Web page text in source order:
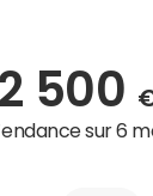
2 500
sur 6